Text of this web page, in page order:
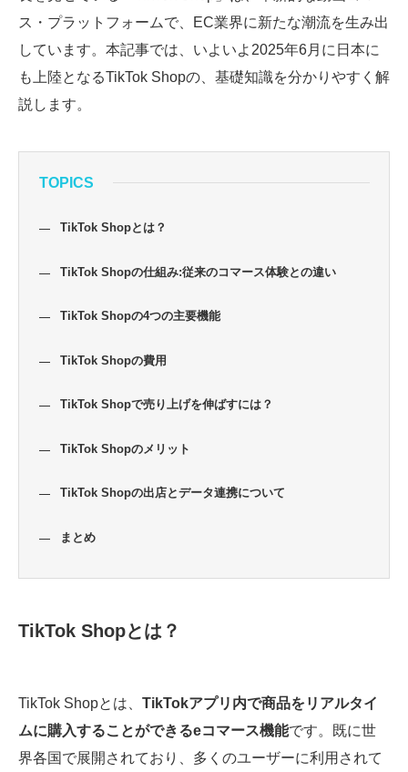
ス・プラットフォームで、EC業界に新たな潮流を生み出
しています。本記事では、いよいよ2025年6月に日本に
も上陸となるTikTok Shopの、基礎知識を分かりやすく解
説します。
TOPICS
TikTok Shopとは？
TikTok Shopの仕組み:従来のコマース体験との違い
TikTok Shopの4つの主要機能
TikTok Shopの費用
TikTok Shopで売り上げを伸ばすには？
TikTok Shopのメリット
TikTok Shopの出店とデータ連携について
まとめ
TikTok Shopとは？
TikTok Shopとは、 TikTokアプリ内で商品をリアルタイ
ムに購入することができるeコマース機能です。既に世
界各国で展開されており、多くのユーザーに利用されて